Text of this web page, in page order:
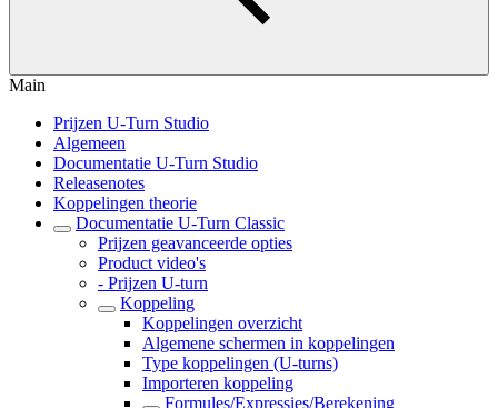
Main
Prijzen U-Turn Studio
Algemeen
Documentatie U-Turn Studio
Releasenotes
Koppelingen theorie
Documentatie U-Turn Classic
Prijzen geavanceerde opties
Product video's
- Prijzen U-turn
Koppeling
Koppelingen overzicht
Algemene schermen in koppelingen
Type koppelingen (U-turns)
Importeren koppeling
Formules/Expressies/Berekening